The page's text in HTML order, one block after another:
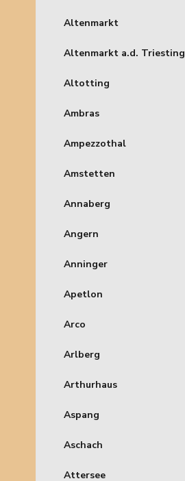
Altenmarkt
Altenmarkt a.d. Triesting
Altotting
Ambras
Ampezzothal
Amstetten
Annaberg
Angern
Anninger
Apetlon
Arco
Arlberg
Arthurhaus
Aspang
Aschach
Attersee